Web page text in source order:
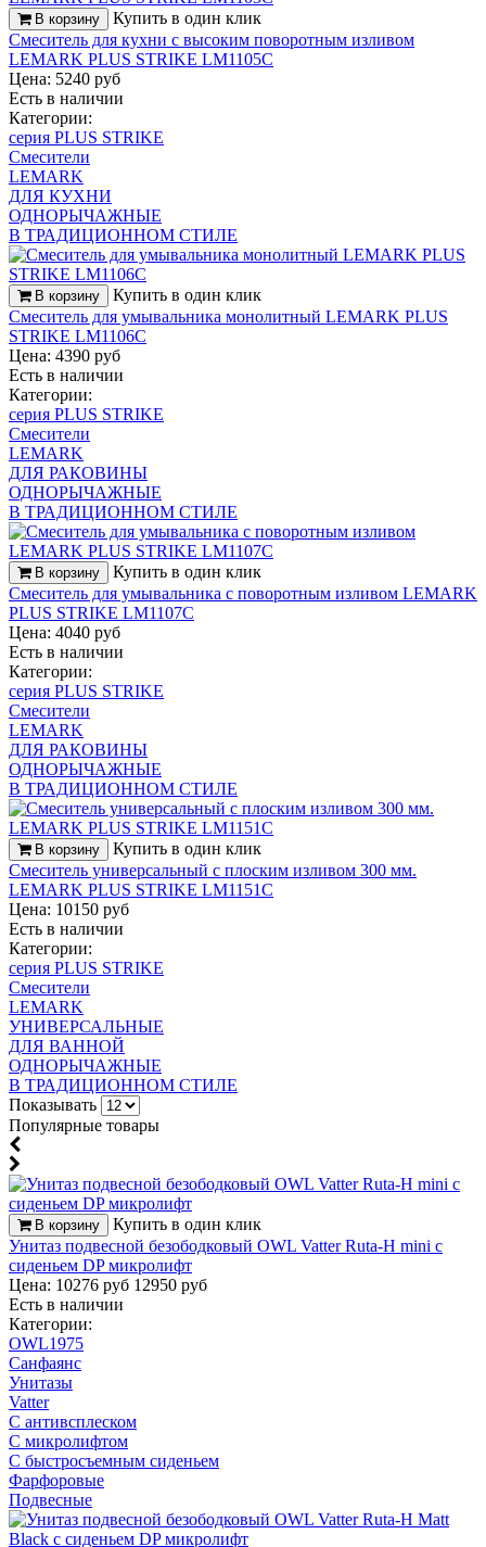
В корзину
Купить в один клик
Смеситель для кухни c высоким поворотным изливом
LEMARK PLUS STRIKE LM1105C
Цена: 5240 руб
Есть в наличии
Категории:
серия PLUS STRIKE
Смесители
LEMARK
ДЛЯ КУХНИ
ОДНОРЫЧАЖНЫЕ
В ТРАДИЦИОННОМ СТИЛЕ
В корзину
Купить в один клик
Смеситель для умывальника монолитный LEMARK PLUS
STRIKE LM1106C
Цена: 4390 руб
Есть в наличии
Категории:
серия PLUS STRIKE
Смесители
LEMARK
ДЛЯ РАКОВИНЫ
ОДНОРЫЧАЖНЫЕ
В ТРАДИЦИОННОМ СТИЛЕ
В корзину
Купить в один клик
Смеситель для умывальника с поворотным изливом LEMARK
PLUS STRIKE LM1107C
Цена: 4040 руб
Есть в наличии
Категории:
серия PLUS STRIKE
Смесители
LEMARK
ДЛЯ РАКОВИНЫ
ОДНОРЫЧАЖНЫЕ
В ТРАДИЦИОННОМ СТИЛЕ
В корзину
Купить в один клик
Смеситель универсальный с плоским изливом 300 мм.
LEMARK PLUS STRIKE LM1151C
Цена: 10150 руб
Есть в наличии
Категории:
серия PLUS STRIKE
Смесители
LEMARK
УНИВЕРСАЛЬНЫЕ
ДЛЯ ВАННОЙ
ОДНОРЫЧАЖНЫЕ
В ТРАДИЦИОННОМ СТИЛЕ
Показывать
Популярные товары
В корзину
Купить в один клик
Унитаз подвесной безободковый OWL Vatter Ruta-H mini с
сиденьем DP микролифт
Цена: 10276 руб 12950 руб
Есть в наличии
Категории:
OWL1975
Санфаянс
Унитазы
Vatter
С антивсплеском
С микролифтом
С быстросъемным сиденьем
Фарфоровые
Подвесные